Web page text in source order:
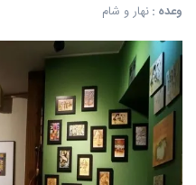
وعده :نهار و شام